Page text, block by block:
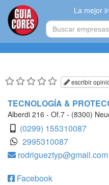
La mejor
escribir
TECNOLOGÍA &
Alberdi 216 - Of.7 - (8300)
(0299) 155310087
2995310087
rodrigueztyp@gmail.com
Facebook